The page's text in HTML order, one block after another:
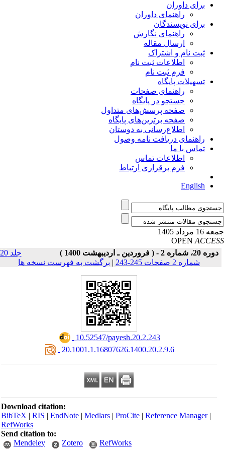
برای داوران
راهنمای داوران
برای نویسندگان
راهنمای نگارش
ارسال مقاله
ثبت نام و اشتراک
اطلاعات ثبت نام
فرم ثبت نام
تسهیلات پایگاه
راهنمای صفحات
جستجو در پایگاه
صفحه پرسش‌های متداول
صفحه برترین‌های پایگاه
اطلاع‌رسانی به دوستان
راهنمای دریافت نامه وصول
تماس با ما
اطلاعات تماس
فرم برقراری ارتباط
English
مرداد 1405
OPEN
دوره 20، شماره 2 - ( فروردین ـ اردیبهشت 1400 )
جلد 20
شماره 2 صفحات 245-243
| برگشت به فهرست نسخه ها
‎ 10.52547/payesh.20.2.243
‎ 20.1001.1.16807626.1400.20.2.9.6
Download citation:
BibTeX|RIS|EndNote|Medlars|ProCite|Reference Manager
RefWorks
Send citation to:
Mendeley
Zotero RefWorks